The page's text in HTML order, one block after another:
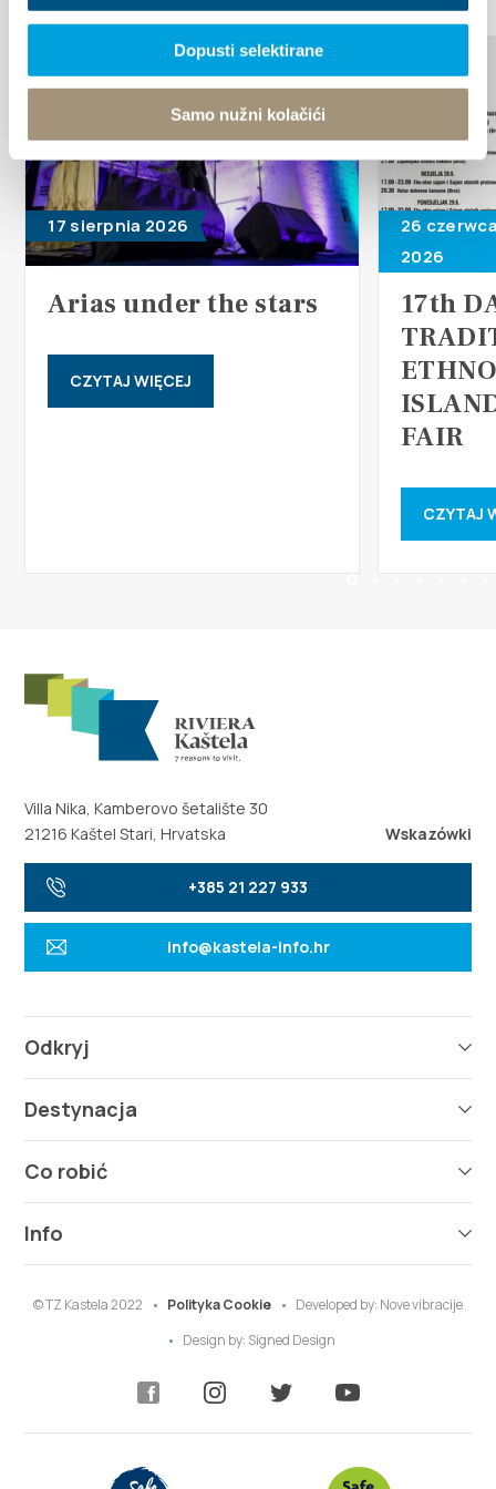
Dopusti selektirane
Samo nužni kolačići
17 sierpnia 2026
Arias under the stars
CZYTAJ WIĘCEJ
26
2026
17th
FAIR
CZYTAJ
Villa Nika, Kamberovo šetalište 30
21216 Kaštel Stari, Hrvatska
Wskazówki
+385 21 227 933
info@kastela-info.hr
Odkryj
Destynacja
Co robić
Info
© TZ Kastela 2022 Polityka Cookie Developed by: Nove vibracije
Design by: Signed Design